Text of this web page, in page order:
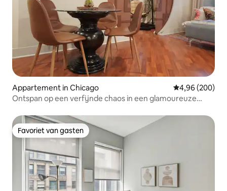
Appartement in Chicago Gemiddelde
4,96 (200)
Ontspan op een verfijnde chaos in een glamoureuze
Favoriet van gasten
Favoriet van gasten